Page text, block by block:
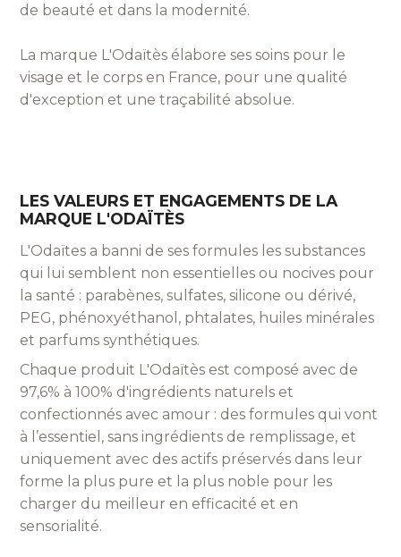
de beauté et dans la modernité.
La marque L'Odaïtès élabore ses soins pour le
visage et le corps en France, pour une qualité
d'exception et une traçabilité absolue.
LES VALEURS ET ENGAGEMENTS DE LA
MARQUE L'ODAÏTÈS
L'Odaïtes a banni de ses formules les substances
qui lui semblent non essentielles ou nocives pour
la santé : parabènes, sulfates, silicone ou dérivé,
PEG, phénoxyéthanol, phtalates, huiles minérales
et parfums synthétiques.
Chaque produit L'Odaïtès est composé avec de
97,6% à 100% d'ingrédients naturels et
confectionnés avec amour : des formules qui vont
à l’essentiel, sans ingrédients de remplissage, et
uniquement avec des actifs préservés dans leur
forme la plus pure et la plus noble pour les
charger du meilleur en efficacité et en
sensorialité.